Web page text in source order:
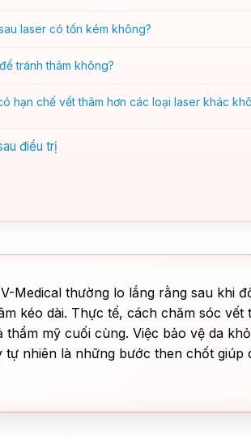
laser có tốn kém không?
tránh thâm không?
hạn chế vết thâm hơn các loại laser khác
điều trị
Medical thường lo lắng rằng sau khi
kéo dài. Thực tế, cách chăm sóc
mỹ cuối cùng. Việc bảo vệ da
tự nhiên là những bước then chốt